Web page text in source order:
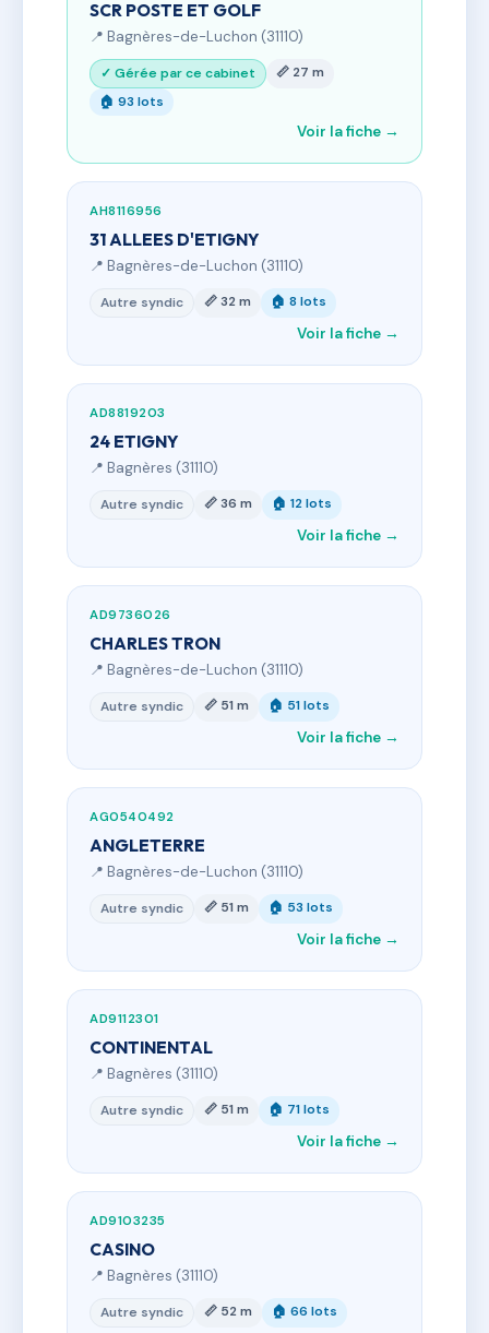
SCR POSTE ET GOLF
📍 Bagnères-de-Luchon (31110)
✓ Gérée par ce cabinet
📏 27 m
🏠 93 lots
Voir la fiche →
AH8116956
31 ALLEES D'ETIGNY
📍 Bagnères-de-Luchon (31110)
Autre syndic 📏 32 m 🏠 8 lots
Voir la fiche →
AD8819203
24 ETIGNY
📍 Bagnères (31110)
Autre syndic 📏 36 m 🏠 12 lots
Voir la fiche →
AD9736026
CHARLES TRON
📍 Bagnères-de-Luchon (31110)
Autre syndic 📏 51 m 🏠 51 lots
Voir la fiche →
AG0540492
ANGLETERRE
📍 Bagnères-de-Luchon (31110)
Autre syndic 📏 51 m 🏠 53 lots
Voir la fiche →
AD9112301
CONTINENTAL
📍 Bagnères (31110)
Autre syndic 📏 51 m 🏠 71 lots
Voir la fiche →
AD9103235
CASINO
📍 Bagnères (31110)
Autre syndic 📏 52 m 🏠 66 lots